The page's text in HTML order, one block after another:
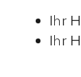
Ihr
Ihr